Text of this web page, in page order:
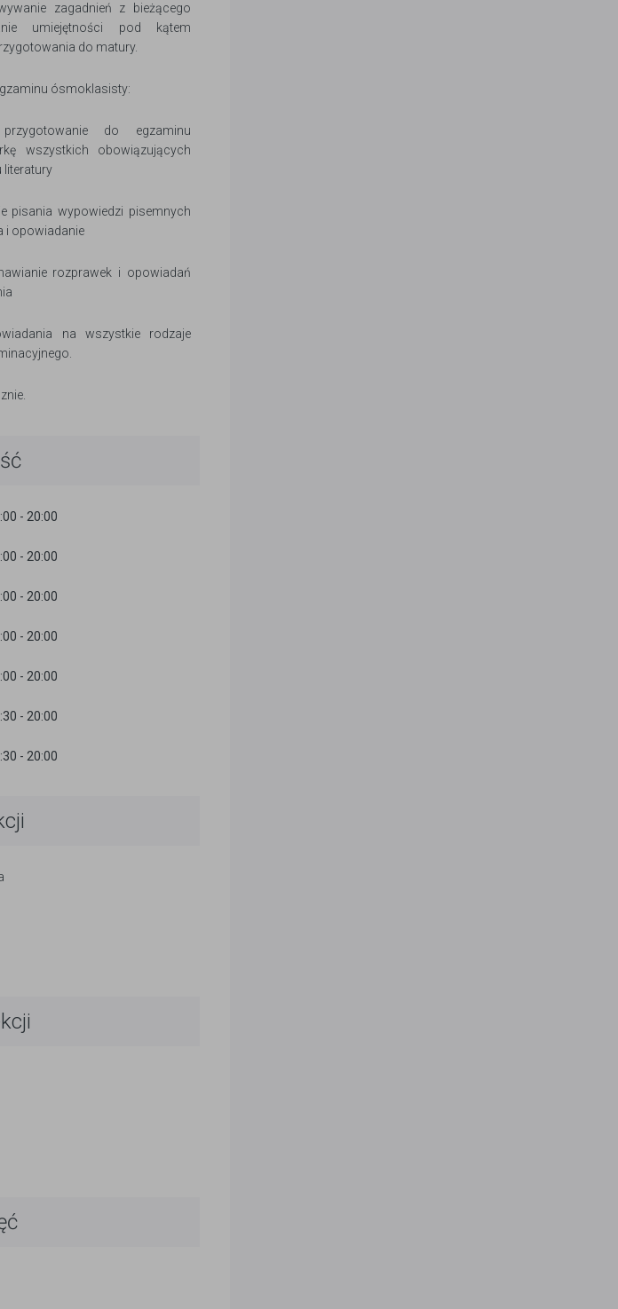
zagadnień z bieżącego
umiejętności pod kątem
do matury.
ósmoklasisty:
do egzaminu
wszystkich obowiązujących
literatury
pisania wypowiedzi pisemnych
i opowiadanie
rozprawek i opowiadań
na wszystkie rodzaje
- 20:00
- 20:00
- 20:00
- 20:00
- 20:00
- 20:00
- 20:00